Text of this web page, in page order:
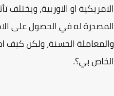
او الاوربية، ويختلف
له في الحصول على
الحسنة، ولكن كيف
بي؟.